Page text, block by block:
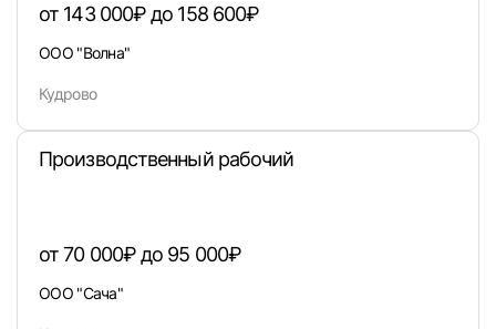
Пароль
от 143 000₽ до 158 600₽
ООО "Волна"
Кудрово
Производственный рабочий
от 70 000₽ до 95 000₽
ООО "Сача"